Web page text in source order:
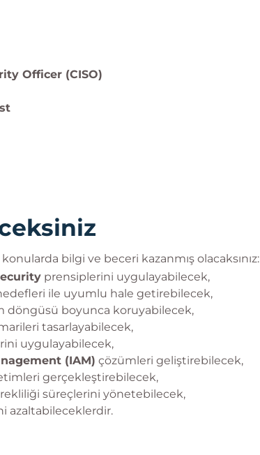
Officer (CISO)
bilgi ve beceri kazanmış olacaksınız:
prensiplerini uygulayabilecek,
ile uyumlu hale getirebilecek,
döngüsü boyunca koruyabilecek,
tasarlayabilecek,
uygulayabilecek,
(IAM) çözümleri geliştirebilecek,
gerçekleştirebilecek,
süreçlerini yönetebilecek,
azaltabileceklerdir.